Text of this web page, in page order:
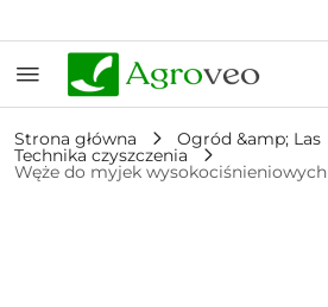
Strona główna Ogród &amp; Las
Technika czyszczenia
Węże do myjek wysokociśnieniowych